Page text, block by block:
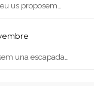
us proposem…
una escapada…